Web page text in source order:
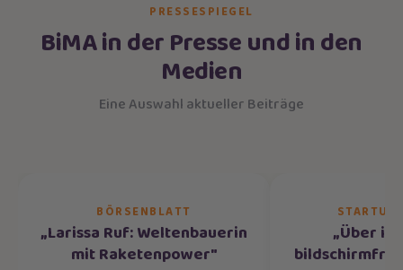
PRESSESPIEGEL
BiMA in der Presse und in den
Medien
Eine Auswahl aktueller Beiträge
BÖRSENBLATT
„Larissa Ruf: Weltenbauerin
mit Raketenpower"
„Über